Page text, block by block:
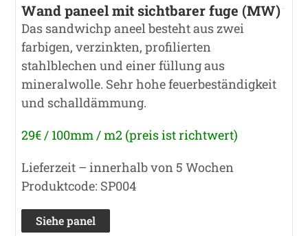
Wand paneel mit sichtbarer fuge (MW)
Das sandwichp aneel besteht aus zwei
farbigen, verzinkten, profilierten
stahlblechen und einer füllung aus
mineralwolle. Sehr hohe feuerbeständigkeit
und schalldämmung.
29€ / 100mm / m2 (preis ist richtwert)
Lieferzeit – innerhalb von 5 Wochen
Produktcode: SP004
Siehe panel